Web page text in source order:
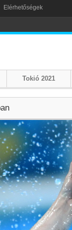
Elérhetőségek
Tokió 2021